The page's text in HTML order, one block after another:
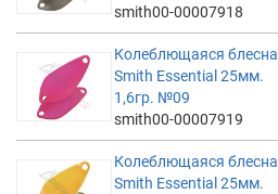
smith00-00007918
Колеблющаяся блесна
Smith Essential 25мм.
1,6гр. №09
smith00-00007919
Колеблющаяся блесна
Smith Essential 25мм.